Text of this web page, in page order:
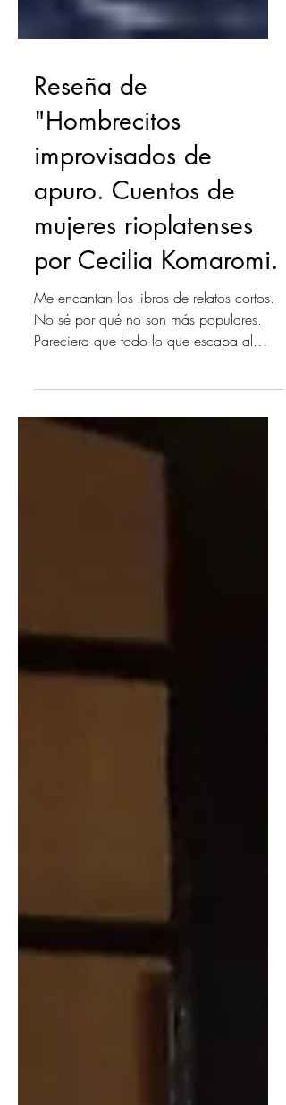
Reseña de
"Hombrecitos
improvisados de
apuro. Cuentos de
mujeres rioplatenses
por Cecilia Komaromi.
Pareciera que todo lo que escapa al
género novela tiende a...